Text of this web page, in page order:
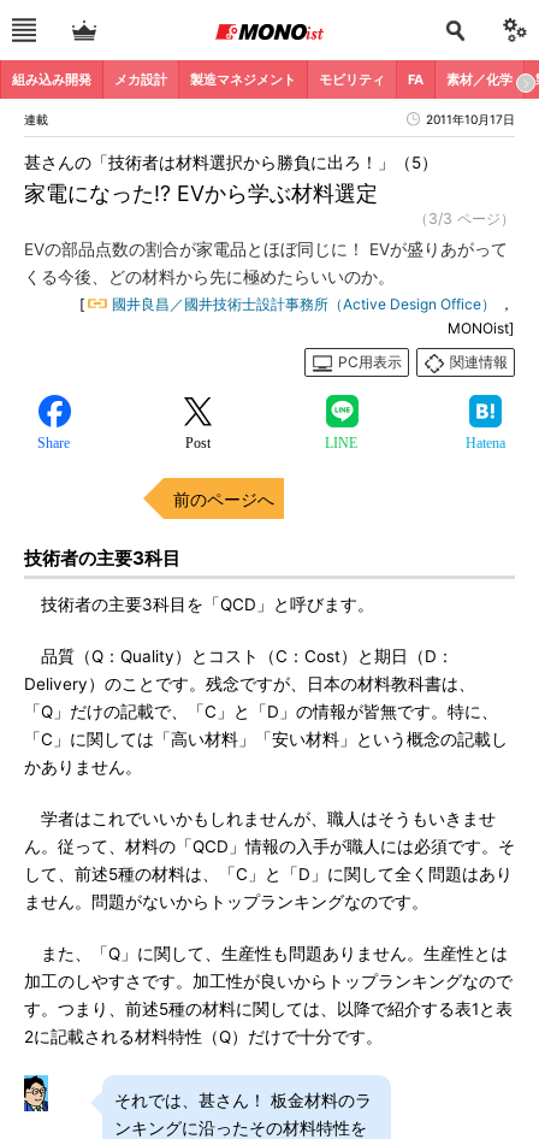
組み込み開発 メカ設計 製造マネジメント モビリティ FA 素材／化学
連載 2011年10月17日
家電になった!? EVから学ぶ材料選定
甚さんの「技術者は材料選択から勝負に出ろ！」（5）
（3/3 ページ）
EVの部品点数の割合が家電品とほぼ同じに！ EVが盛りあがって
くる今後、どの材料から先に極めたらいいのか。
[ 國井良昌／國井技術士設計事務所（Active Design Office）
，
MONOist]
PC用表示
関連情報
Share Post LINE Hatena
前のページへ
技術者の主要3科目
技術者の主要3科目を「QCD」と呼びます。
品質（Q：Quality）とコスト（C：Cost）と期日（D：
Delivery）のことです。残念ですが、日本の材料教科書は、
「Q」だけの記載で、「C」と「D」の情報が皆無です。特に、
「C」に関しては「高い材料」「安い材料」という概念の記載し
かありません。
学者はこれでいいかもしれませんが、職人はそうもいきませ
ん。従って、材料の「QCD」情報の入手が職人には必須です。そ
して、前述5種の材料は、「C」と「D」に関して全く問題はあり
ません。問題がないからトップランキングなのです。
また、「Q」に関して、生産性も問題ありません。生産性とは
加工のしやすさです。加工性が良いからトップランキングなので
す。つまり、前述5種の材料に関しては、以降で紹介する表1と表
2に記載される材料特性（Q）だけで十分です。
それでは、甚さん！ 板金材料のラ
ンキングに沿ったその材料特性を